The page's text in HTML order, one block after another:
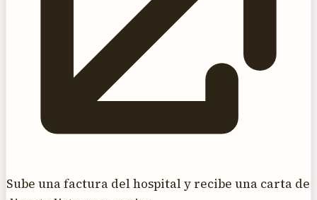
Sube una factura del hospital y recibe una carta de